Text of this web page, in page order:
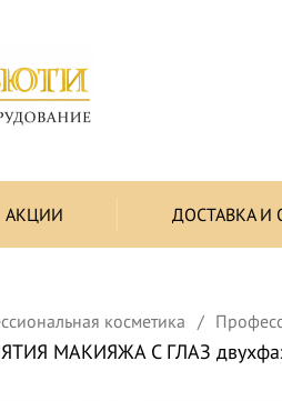
АКЦИИ ДОСТАВКА И
косметика
МАКИЯЖА С ГЛАЗ